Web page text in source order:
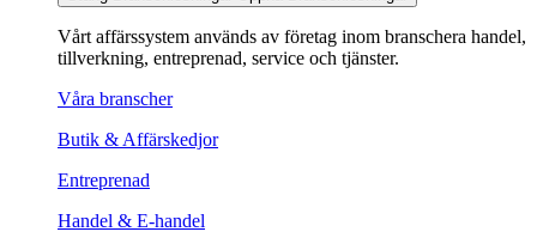
Vårt affärssystem används av företag inom branschera handel,
tillverkning, entreprenad, service och tjänster.
Våra branscher
Butik & Affärskedjor
Entreprenad
Handel & E-handel